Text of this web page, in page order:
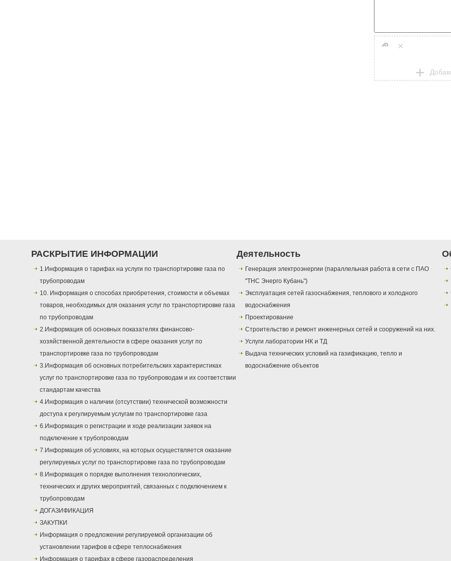
×
РАСКРЫТИЕ ИНФОРМАЦИИ
1.Информация о тарифах на услуги по транспортировке газа по
трубопроводам
10. Информация о способах приобретения, стоимости и объемах
товаров, необходимых для оказания услуг по транспортировке газа
по трубопроводам
2.Информация об основных показателях финансово-
хозяйственной деятельности в сфере оказания услуг по
транспортировке газа по трубопроводам
3.Информация об основных потребительских характеристиках
услуг по транспортировке газа по трубопроводам и их соответствии
стандартам качества
4.Информация о наличии (отсутствии) технической возможности
доступа к регулируемым услугам по транспортировке газа
6.Информация о регистрации и ходе реализации заявок на
подключение к трубопроводам
7.Информация об условиях, на которых осуществляется оказание
регулируемых услуг по транспортировке газа по трубопроводам
8.Информация о порядке выполнения технологических,
технических и других мероприятий, связанных с подключением к
трубопроводам
ДОГАЗИФИКАЦИЯ
ЗАКУПКИ
Информация о предложении регулируемой организации об
установлении тарифов в сфере теплоснабжения
Информация о тарифах в сфере газораспределения
Деятельность
Генерация электроэнергии (параллельная работа в сети с ПАО
"ТНС Энерго Кубань")
Эксплуатация сетей газоснабжения, теплового и холодного
водоснабжения
Проектирование
Строительство и ремонт инженерных сетей и сооружений на них.
Услуги лаборатории НК и ТД
Выдача технических условий на газификацию, тепло и
водоснабжение объектов